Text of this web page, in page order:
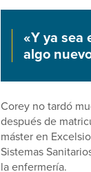
«Y ya sea
algo
Corey no tardó
después de
máster en
Sistemas
la enfermería.